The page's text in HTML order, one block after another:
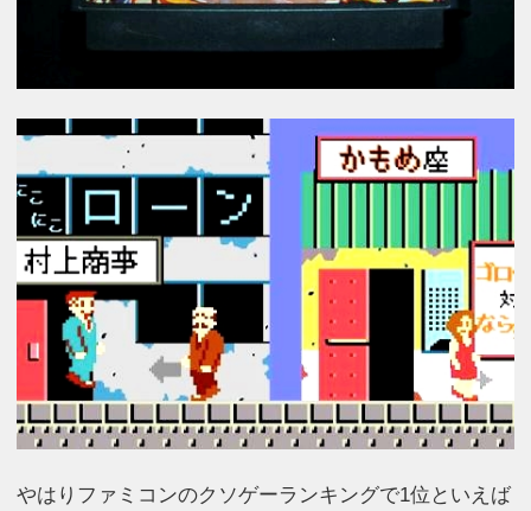
やはりファミコンのクソゲーランキングで1位といえば